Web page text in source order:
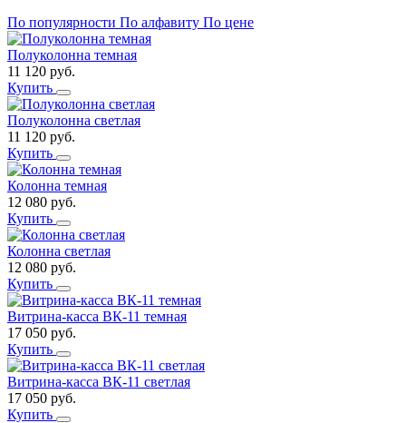
По популярности По алфавиту По цене
Полуколонна темная
11 120 руб.
Купить
Полуколонна светлая
11 120 руб.
Купить
Колонна темная
12 080 руб.
Купить
Колонна светлая
12 080 руб.
Купить
Витрина-касса ВК-11 темная
17 050 руб.
Купить
Витрина-касса ВК-11 светлая
17 050 руб.
Купить